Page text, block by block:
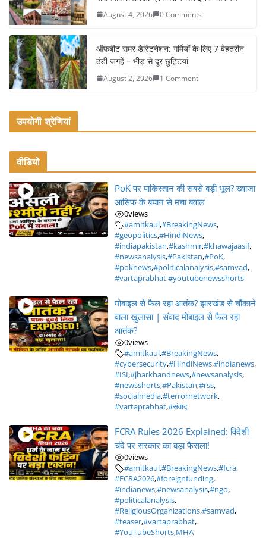
August 4, 2026 0 Comments
ऑफबीट समर डेस्टिनेशन: गर्मियों के लिए 7 बेहतरीन
ठंडी जगहें – भीड़ से दूर छुट्टियां
August 2, 2026 1 Comment
उपयोगी श्रेणियां
वीडियो
PoK पर पाकिस्तान की सबसे बड़ी भूल? ख्वाजा
आसिफ के बयान से मचा बवाल
0views
#amitkaul,#BreakingNews,
#geopolitics,#HindiNews,
#indiapakistan,#kashmir,#khawajaasif,
#newsanalysis,#Pakistan,#PoK,
#poknews,#politicalanalysis,#samvad,
#vartaprabhat,#youtubenewsshorts
मोबाइल से फैल रहा आतंक? झारखंड से चौंकाने
वाला खुलासा | संवाद मोबाइल से फैल रहा
आतंक?
0views
#amitkaul,#BreakingNews,
#cybersecurity,#HindiNews,#indianews,
#ISI,#jharkhandnews,#newsanalysis,
#newsshorts,#Pakistan,#rss,
#socialmedia,#terrornetwork,
#vartaprabhat,#संवाद
FCRA Rules 2026 Explained: विदेशी
चंदे पर सरकार का बड़ा फैसला!
0views
#amitkaul,#BreakingNews,#fcra,
#FCRA2026,#foreignfunding,
#indianews,#newsanalysis,#ngo,
#politicalanalysis,
#ReligiousOrganizations,#samvad,
#teaser,#vartaprabhat,
#YouTubeShorts,MHA